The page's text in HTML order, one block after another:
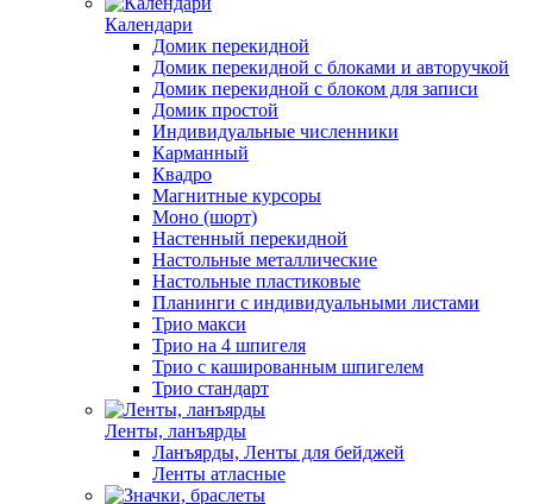
Календари
Домик перекидной
Домик перекидной с блоками и авторучкой
Домик перекидной с блоком для записи
Домик простой
Индивидуальные численники
Карманный
Квадро
Магнитные курсоры
Моно (шорт)
Настенный перекидной
Настольные металлические
Настольные пластиковые
Планинги с индивидуальными листами
Трио макси
Трио на 4 шпигеля
Трио с кашированным шпигелем
Трио стандарт
Ленты, ланъярды
Ланъярды, Ленты для бейджей
Ленты атласные